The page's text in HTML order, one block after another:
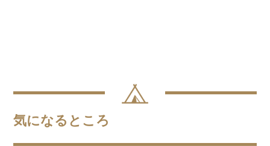
気になるところ